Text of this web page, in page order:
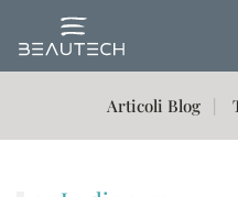
Passa al contenuto
Articoli Blog